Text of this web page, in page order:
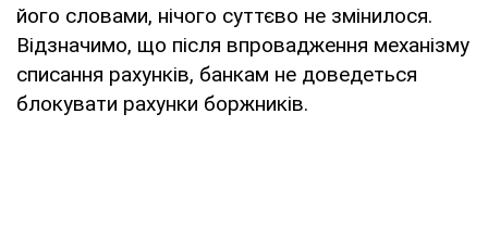
його словами, нічого суттєво не змінилося.
Відзначимо, що після впровадження механізму
списання рахунків, банкам не доведеться
блокувати рахунки боржників.